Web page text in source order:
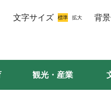
文字サイズ 背
観光・産業